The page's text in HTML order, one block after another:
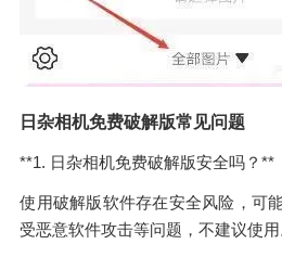
日杂相机免费破解版常见问题
**1. 日杂相机免费破解版安全吗？**
使用破解版软件存在安全风险，可
受恶意软件攻击等问题，不建议使用